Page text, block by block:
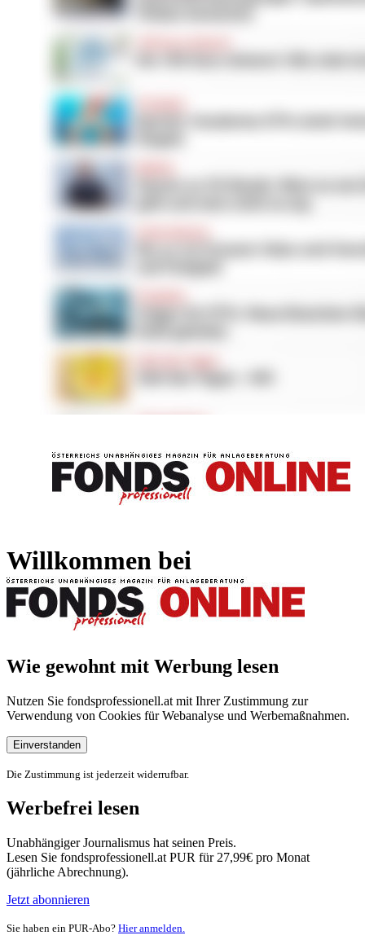
Willkommen bei
Wie gewohnt mit Werbung lesen
Nutzen Sie fondsprofessionell.at mit Ihrer Zustimmung zur
Verwendung von Cookies für Webanalyse und Werbemaßnahmen.
Einverstanden
Die Zustimmung ist jederzeit widerrufbar.
Werbefrei lesen
Unabhängiger Journalismus hat seinen Preis.
Lesen Sie fondsprofessionell.at PUR für 27,99€ pro Monat
(jährliche Abrechnung).
Jetzt abonnieren
Sie haben ein PUR-Abo? Hier anmelden.